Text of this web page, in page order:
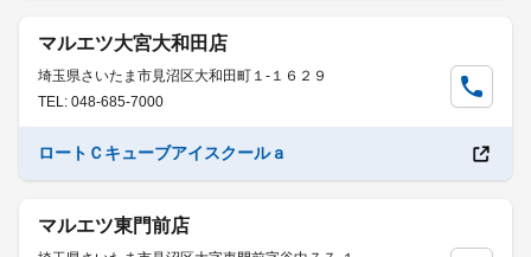
マルエツ大宮大和田店
埼玉県さいたま市見沼区大和田町１-１６２９
TEL: 048-685-7000
ロートＣキューブアイスクールａ
マルエツ東門前店